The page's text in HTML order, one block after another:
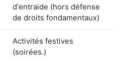
d'entraide (hors défense
de droits fondamentaux)
Activités festives
(soirées.)